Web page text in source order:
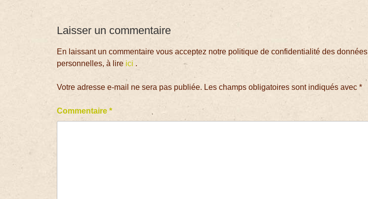
Laisser un commentaire
En laissant un commentaire vous acceptez notre politique de confidentialité des données
personnelles, à lire ici .
Votre adresse e-mail ne sera pas publiée. Les champs obligatoires sont indiqués avec*
Commentaire*